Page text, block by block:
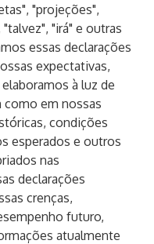
"projeções",
"irá" e outras
essas declarações
expectativas,
à luz de
como em nossas
condições
esperados e outros
nas
declarações
crenças,
futuro,
atualmente